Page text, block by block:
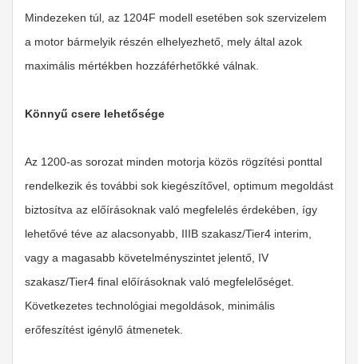
Mindezeken túl, az 1204F modell esetében sok szervizelem
a motor bármelyik részén elhelyezhető, mely által azok
maximális mértékben hozzáférhetőkké válnak.
Könnyű csere lehetősége
Az 1200-as sorozat minden motorja közös rögzítési ponttal
rendelkezik és további sok kiegészítővel, optimum megoldást
biztosítva az előírásoknak való megfelelés érdekében, így
lehetővé téve az alacsonyabb, IIIB szakasz/Tier4 interim,
vagy a magasabb követelményszintet jelentő, IV
szakasz/Tier4 final előírásoknak való megfelelőséget.
Következetes technológiai megoldások, minimális
erőfeszítést igénylő átmenetek.